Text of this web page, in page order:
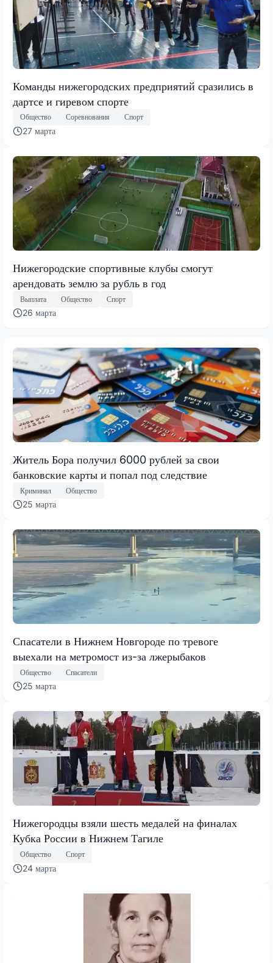
Команды нижегородских предприятий сразились в
дартсе и гиревом спорте
Общество Соревнования Спорт
27 марта
Нижегородские спортивные клубы смогут
арендовать землю за рубль в год
Выплата Общество Спорт
26 марта
Житель Бора получил 6000 рублей за свои
банковские карты и попал под следствие
Криминал Общество
25 марта
Спасатели в Нижнем Новгороде по тревоге
выехали на метромост из-за лжерыбаков
Общество Спасатели
25 марта
Нижегородцы взяли шесть медалей на финалах
Кубка России в Нижнем Тагиле
Общество Спорт
24 марта